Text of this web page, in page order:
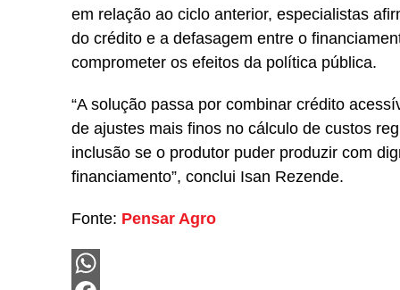
em relação ao ciclo anterior, especialistas
do crédito e a defasagem entre o
comprometer os efeitos da política pública.
“A solução passa por combinar crédito
de ajustes mais finos no cálculo de custos
inclusão se o produtor puder produzir com
financiamento”, conclui Isan Rezende.
Fonte: Pensar Agro